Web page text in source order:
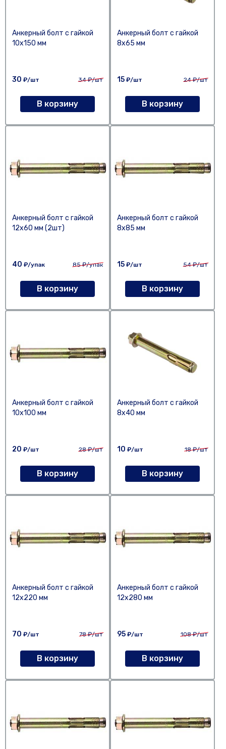
Анкерный болт с гайкой
10х150 мм
30 ₽/шт 34₽/шт
В корзину
Анкерный болт с гайкой
8х65 мм
15 ₽/шт 24₽/шт
В корзину
Анкерный болт с гайкой
12х60 мм (2шт)
40 ₽/упак 85₽/упак
В корзину
Анкерный болт с гайкой
8х85 мм
15 ₽/шт 54₽/шт
В корзину
Анкерный болт с гайкой
10х100 мм
20 ₽/шт 28₽/шт
В корзину
Анкерный болт с гайкой
8х40 мм
10 ₽/шт 18₽/шт
В корзину
Анкерный болт с гайкой
12х220 мм
70 ₽/шт 78₽/шт
В корзину
Анкерный болт с гайкой
12х280 мм
95 ₽/шт 108₽/шт
В корзину